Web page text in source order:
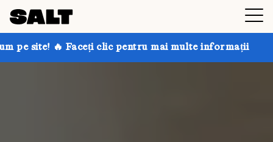
clic pentru mai multe informații Obțineți până la